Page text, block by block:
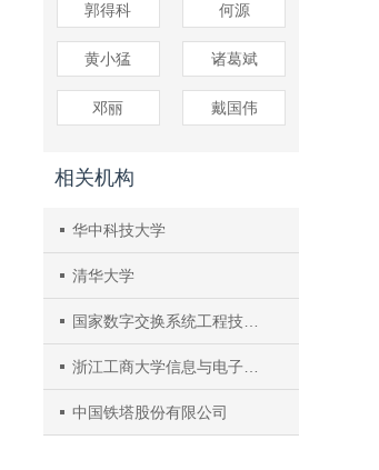
郭得科 何源
黄小猛 诸葛斌
邓丽 戴国伟
相关机构
华中科技大学
清华大学
国家数字交换系统工程技术研究中心
浙江工商大学信息与电子工程学院
中国铁塔股份有限公司